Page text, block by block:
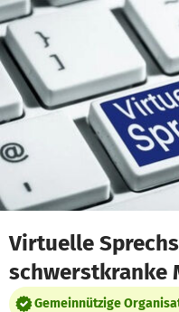
Zum Hauptinhalt springen
Erklärung zur
Virtuelle
schwerstkranke
Gemeinnützige